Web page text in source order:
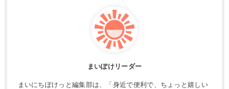
まいぽけリーダー
まいにちぽけっと編集部は、「身近で便利で、ちょっと嬉しい